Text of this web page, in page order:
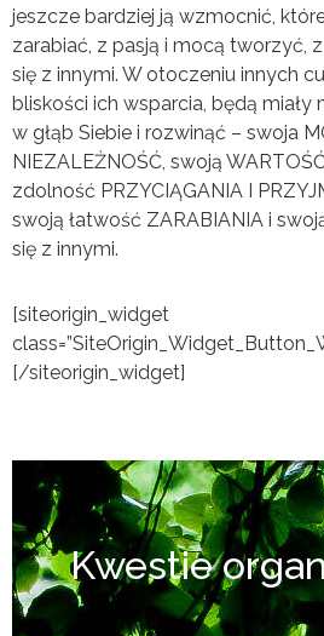
jeszcze bardziej ją wzmocnić,
zarabiać, z pasją i mocą tworzyć,
się z innymi. W otoczeniu innych
bliskości ich wsparcia, będą
w głąb Siebie i rozwinąć – swoja
NIEZALEŻNOŚĆ, swoją
zdolność PRZYCIĄGANIA I
swoją łatwość ZARABIANIA i
się z innymi.
[siteorigin_widget
[/siteorigin_widget]
Kwestie